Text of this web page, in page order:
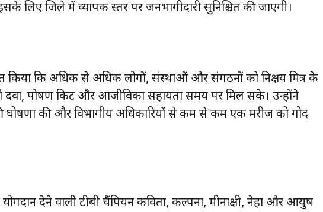
लिए जिले में व्यापक स्तर पर जनभागीदारी सुनिश्चित की जाएगी।
किया कि अधिक से अधिक लोगों, संस्थाओं और संगठनों को निक्षय मित्र के
दवा, पोषण किट और आजीविका सहायता समय पर मिल सके। उन्होंने
घोषणा की और विभागीय अधिकारियों से कम से कम एक मरीज को गोद
योगदान देने वाली टीबी चैंपियन कविता, कल्पना, मीनाक्षी, नेहा और आयुष